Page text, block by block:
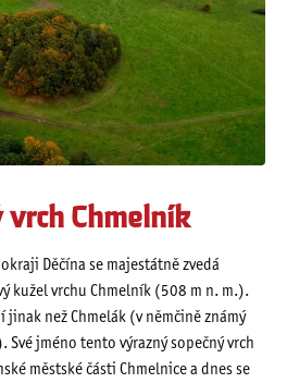
vrch Chmelník
Děčína se majestátně zvedá
kužel vrchu Chmelník (508 m n. m.).
než Chmelák (v němčině známý
Své jméno tento výrazný sopečný vrch
městské části Chmelnice a dnes se